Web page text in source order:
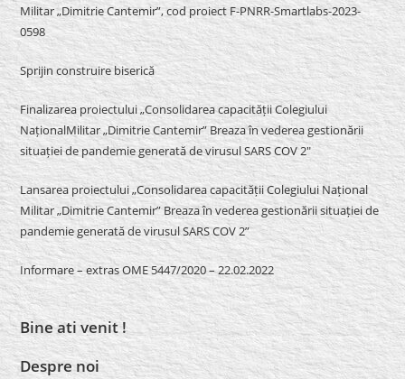
Militar „Dimitrie Cantemir”, cod proiect F-PNRR-Smartlabs-2023-
0598
Sprijin construire biserică
Finalizarea proiectului „Consolidarea capacității Colegiului
NaționalMilitar „Dimitrie Cantemir” Breaza în vederea gestionării
situației de pandemie generată de virusul SARS COV 2″
Lansarea proiectului „Consolidarea capacității Colegiului Național
Militar „Dimitrie Cantemir” Breaza în vederea gestionării situației de
pandemie generată de virusul SARS COV 2”
Informare – extras OME 5447/2020 – 22.02.2022
Bine ati venit !
Despre noi